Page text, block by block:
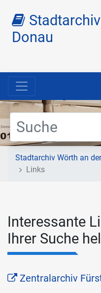
Donau
Stadtarchiv Wörth an
Links
Interessante
Ihrer Suche
Zentralarchiv